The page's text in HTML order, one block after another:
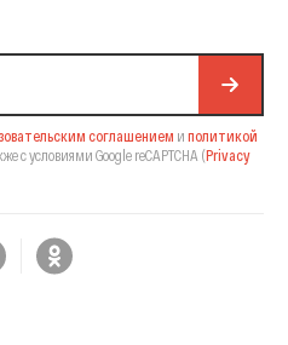
соглашением и политикой
с условиями Google reCAPTCHA (Privacy